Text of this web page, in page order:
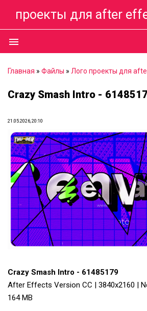
проекты для after
menu
Главная » Файлы » Лого проекты для
Crazy Smash Intro -
21.05.2026, 20:10
Crazy Smash Intro - 61485179
After Effects Version CC | 3840x2160 |
164 MB